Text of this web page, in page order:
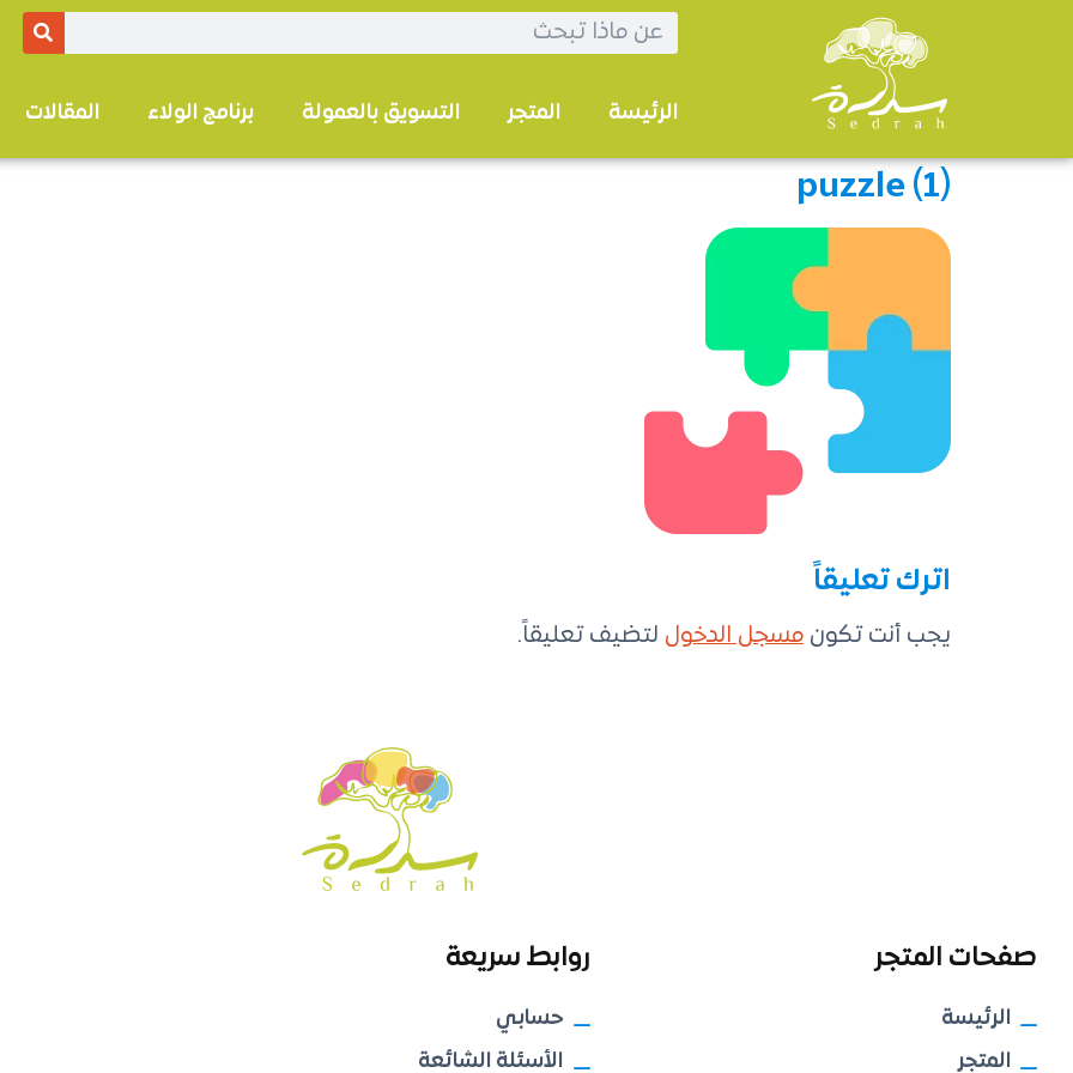
الرئيسة المتجر التسويق بالعمولة برنامج الولاء المقالات
puzzle (1)
اترك تعليقاً
يجب أنت تكون مسجل الدخول لتضيف تعليقاً.
صفحات المتجر
الرئيسة
المتجر
روابط سريعة
حسابي
الأسئلة الشائعة